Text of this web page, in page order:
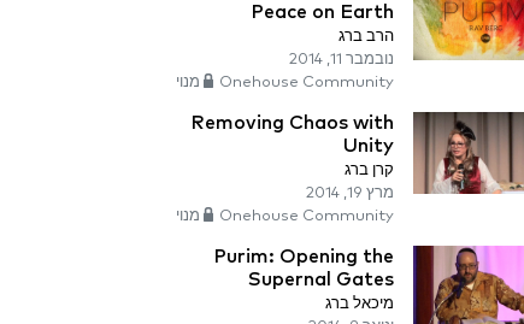
Peace on Earth
הרב ברג
נובמבר 11, 2014
Onehouse Community מנוי
Removing Chaos with
Unity
קרן ברג
מרץ 19, 2014
Onehouse Community מנוי
Purim: Opening the
Supernal Gates
מיכאל ברג